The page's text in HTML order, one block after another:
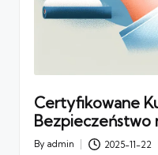
Certyfikowane
Bezpieczeństwo
Posted
By admin 2025-11-22